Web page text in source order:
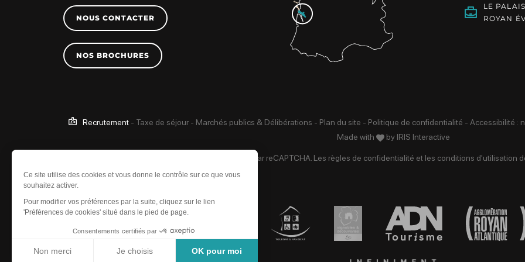
NOUS CONTACTER
NOS BROCHURES
LE PALAIS
ROYAN
Recrutement - Taxe de séjour - Marchés publics & Délibérations - Plan du site - Politique de confidentialité - Accessibilité :
Made with
by IRIS Interactive
Ce site est protégé par reCAPTCHA. Les règles de confidentialité et les conditions d'utilisation